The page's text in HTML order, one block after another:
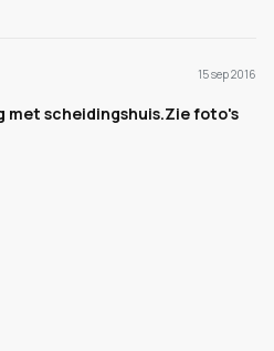
15 sep 2016
met scheidingshuis.Zie foto's